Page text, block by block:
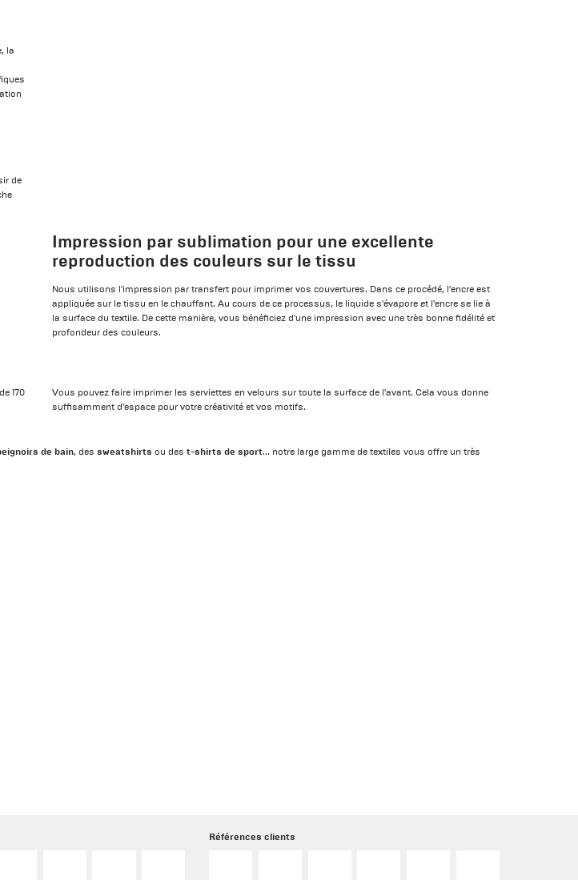
la
de
Impression par sublimation pour une excellente
reproduction des couleurs sur le tissu
Nous utilisons l'impression par transfert pour imprimer vos couvertures. Dans ce procédé, l'encre est
appliquée sur le tissu en le chauffant. Au cours de ce processus, le liquide s'évapore et l'encre se lie à
la surface du textile. De cette manière, vous bénéficiez d'une impression avec une très bonne fidélité et
profondeur des couleurs.
170
Vous pouvez faire imprimer les serviettes en velours sur toute la surface de l'avant. Cela vous donne
suffisamment d'espace pour votre créativité et vos motifs.
de bain, dessweatshirts ou dest-shirts de sport... notre large gamme de textiles vous offre un très
Références clients